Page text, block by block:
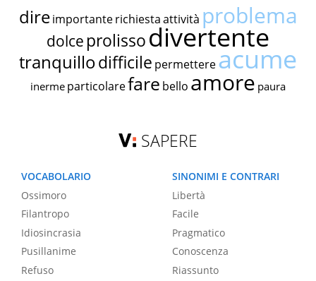
dire importante richiestaattività problema
dolce prolissodivertente
tranquillodifficile permettereacume
inerme particolarefare bello amore paura
SAPERE
VOCABOLARIO
Ossimoro
Filantropo
Idiosincrasia
Pusillanime
Refuso
SINONIMI E CONTRARI
Libertà
Facile
Pragmatico
Conoscenza
Riassunto